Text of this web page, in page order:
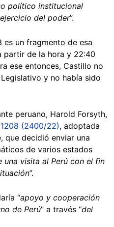
político institucional
del poder”.
un fragmento de esa
partir de la hora y 22:40
ese entonces, Castillo no
y no había sido
peruano, Harold Forsyth,
1208 (2400/22), adoptada
que decidió enviar una
de varios estados
una visita al Perú con el fin
”.
“apoyo y cooperación
de Perú” a través “del